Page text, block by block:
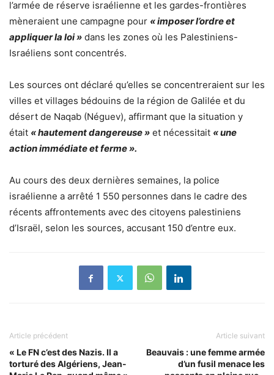
l’armée de réserve israélienne et les gardes-frontières
mèneraient une campagne pour « imposer l’ordre et
appliquer la loi » dans les zones où les Palestiniens-
Israéliens sont concentrés.
Les sources ont déclaré qu’elles se concentreraient sur les
villes et villages bédouins de la région de Galilée et du
désert de Naqab (Néguev), affirmant que la situation y
était « hautement dangereuse » et nécessitait « une
action immédiate et ferme ».
Au cours des deux dernières semaines, la police
israélienne a arrêté 1 550 personnes dans le cadre des
récents affrontements avec des citoyens palestiniens
d’Israël, selon les sources, accusant 150 d’entre eux.
Article précédent
« Le FN c’est des Nazis. Il a
torturé des Algériens, Jean-
Article suivant
Beauvais : une femme armée
d’un fusil menace les